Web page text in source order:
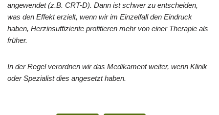
angewendet (z.B. CRT-D). Dann ist schwer zu entscheiden,
was den Effekt erzielt, wenn wir im Einzelfall den Eindruck
haben, Herzinsuffiziente profitieren mehr von einer Therapie als
früher.
In der Regel verordnen wir das Medikament weiter, wenn Klinik
oder Spezialist dies angesetzt haben.